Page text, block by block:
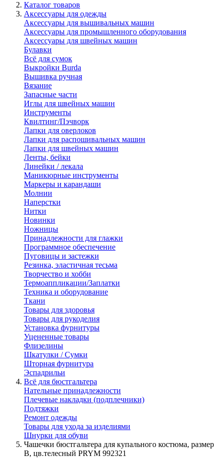
Каталог товаров
Аксессуары для одежды
Аксессуары для вышивальных машин
Аксессуары для промышленного оборудования
Аксессуары для швейных машин
Булавки
Всё для сумок
Выкройки Burda
Вышивка ручная
Вязание
Запасные части
Иглы для швейных машин
Инструменты
Квилтинг/Пэчворк
Лапки для оверлоков
Лапки для распошивальных машин
Лапки для швейных машин
Ленты, бейки
Линейки / лекала
Маникюрные инструменты
Маркеры и карандаши
Молнии
Наперстки
Нитки
Новинки
Ножницы
Принадлежности для глажки
Программное обеспечение
Пуговицы и застежки
Резинка, эластичная тесьма
Творчество и хобби
Термоаппликации/Заплатки
Техника и оборудование
Ткани
Товары для здоровья
Товары для рукоделия
Установка фурнитуры
Уцененные товары
Флизелины
Шкатулки / Сумки
Шторная фурнитура
Эспадрильи
Всё для бюстгальтера
Нательные принадлежности
Плечевые накладки (подплечники)
Подтяжки
Ремонт одежды
Товары для ухода за изделиями
Шнурки для обуви
Чашечки бюстгальтера для купального костюма, размер
B, цв.телесный PRYM 992321